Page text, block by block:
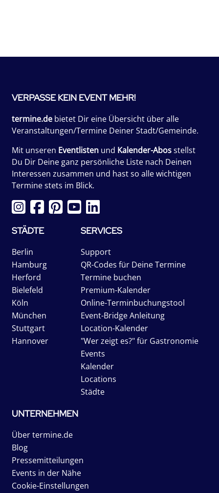
VERPASSE KEIN EVENT MEHR!
termine.de bietet Dir eine Übersicht über alle
Veranstaltungen/Termine Deiner Stadt/Gemeinde.
Mit unseren Eventlisten und Kalender-Abosstellst
Du Dir Deine ganz persönliche Liste nach Deinen
Interessen zusammen und hast so alle wichtigen
Termine stets im Blick.
STÄDTE
Berlin
Hamburg
Herford
Bielefeld
Köln
München
Stuttgart
Hannover
SERVICES
Support
QR-Codes für Deine Termine
Termine buchen
Premium-Kalender
Online-Terminbuchungstool
Event-Bridge Anleitung
Location-Kalender
"Wer zeigt es?" für Gastronomie
Events
Kalender
Locations
Städte
UNTERNEHMEN
Über termine.de
Blog
Pressemitteilungen
Events in der Nähe
Cookie-Einstellungen